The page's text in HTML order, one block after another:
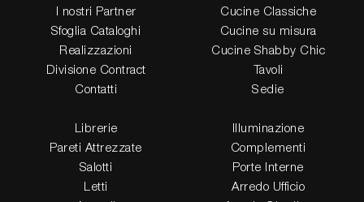
I nostri Partner
Sfoglia Cataloghi
Realizzazioni
Divisione Contract
Contatti
Cucine Classiche
Cucine su misura
Cucine Shabby Chic
Tavoli
Sedie
Librerie
Pareti Attrezzate
Salotti
Letti
Illuminazione
Complementi
Porte Interne
Arredo Ufficio